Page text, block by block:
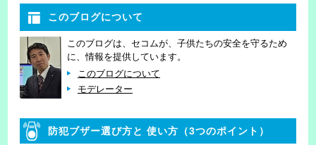
このブログについて
このブログは、セコムが、子供たちの安全を守るため
に、情報を提供しています。
このブログについて
モデレーター
防犯ブザー選び方と 使い方（3つのポイント）